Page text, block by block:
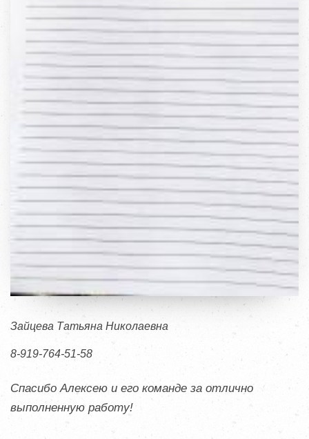
Зайцева Татьяна Николаевна
8-919-764-51-58
Спасибо Алексею и его команде за отлично
выполненную работу!